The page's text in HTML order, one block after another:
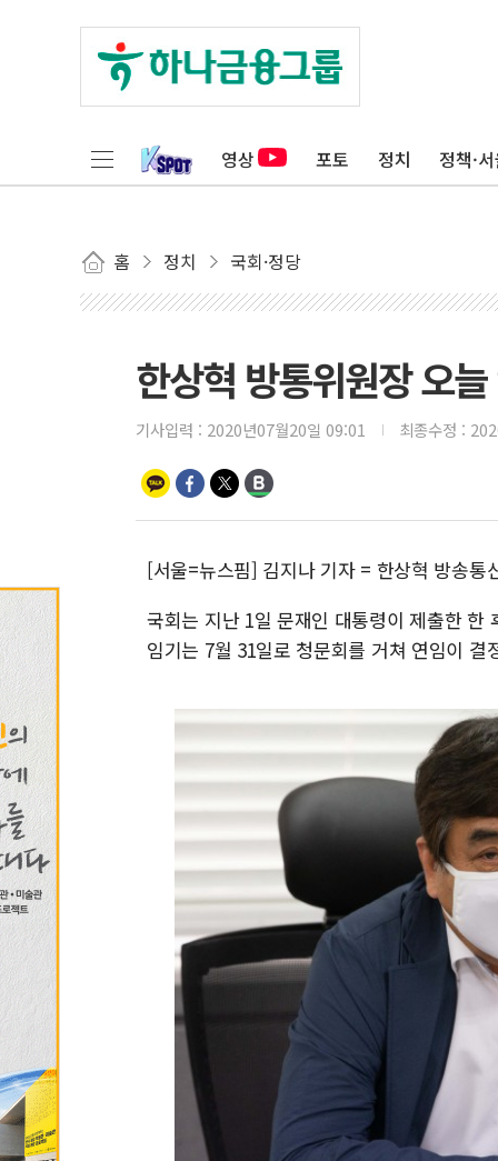
영상 포토 정치 정책·
홈 정치 국회·정당
한상혁 방통위원장 오
기사입력 : 2020년07월20일 09:01 최종수정 :
[서울=뉴스핌] 김지나 기자 = 한상혁 방송통
국회는 지난 1일 문재인 대통령이 제출한 한
임기는 7월 31일로 청문회를 거쳐 연임이